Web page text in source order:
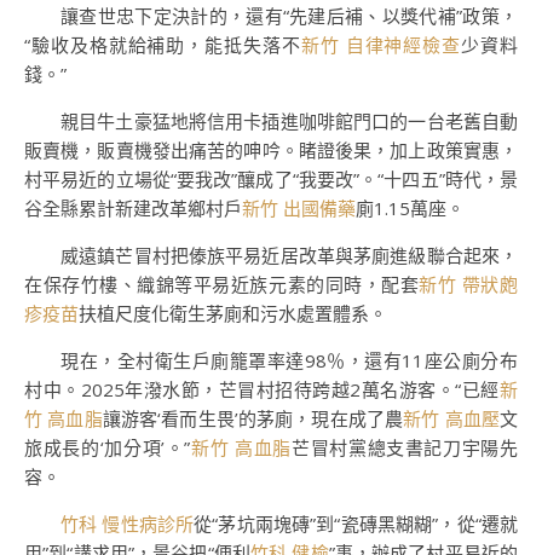
讓查世忠下定決計的，還有“先建后補、以獎代補”政策，
“驗收及格就給補助，能抵失落不新竹 自律神經檢查少資料
錢。”
親目牛土豪猛地將信用卡插進咖啡館門口的一台老舊自動
販賣機，販賣機發出痛苦的呻吟。睹證後果，加上政策實惠，
村平易近的立場從“要我改”釀成了“我要改”。“十四五”時代，景
谷全縣累計新建改革鄉村戶新竹 出國備藥廁1.15萬座。
威遠鎮芒冒村把傣族平易近居改革與茅廁進級聯合起來，
在保存竹樓、織錦等平易近族元素的同時，配套新竹 帶狀皰
疹疫苗扶植尺度化衛生茅廁和污水處置體系。
現在，全村衛生戶廁籠罩率達98％，還有11座公廁分布
村中。2025年潑水節，芒冒村招待跨越2萬名游客。“已經新
竹 高血脂讓游客‘看而生畏’的茅廁，現在成了農新竹 高血壓文
旅成長的‘加分項’。”新竹 高血脂芒冒村黨總支書記刀宇陽先
容。
竹科 慢性病診所從“茅坑兩塊磚”到“瓷磚黑糊糊”，從“遷就